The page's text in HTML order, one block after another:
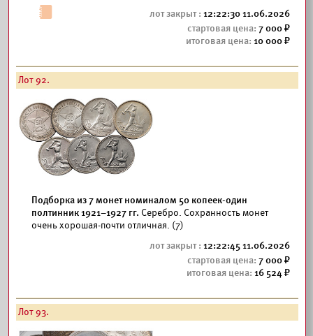
12:22:30 11.06.2026
7 000
10 000
Лот 92.
Подборка из 7 монет номиналом 50 копеек-один
полтинник 1921–1927 гг. Серебро. Сохранность монет
очень хорошая-почти отличная. (7)
12:22:45 11.06.2026
7 000
16 524
Лот 93.